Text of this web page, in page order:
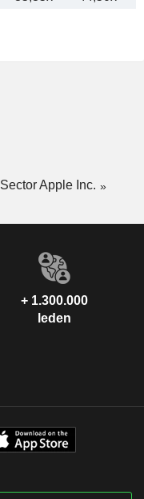
Sector Apple Inc.
+ 1.300.000
leden